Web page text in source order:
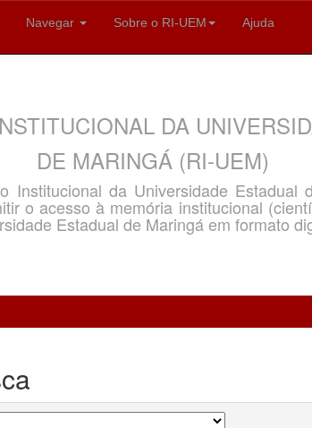
Navegar Sobre o RI-UEM Ajuda
DA
DE MARINGÁ (RI-UEM)
Institucional da Universidade Estadual
o acesso à memória institucional
Estadual de Maringá em formato